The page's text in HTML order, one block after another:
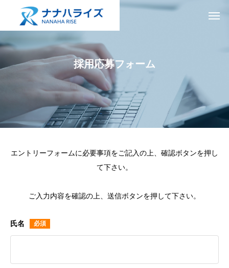
採用応募フォーム
エントリーフォームに必要事項をご記入の上、確認ボタンを押し
て下さい。
ご入力内容を確認の上、送信ボタンを押して下さい。
氏名